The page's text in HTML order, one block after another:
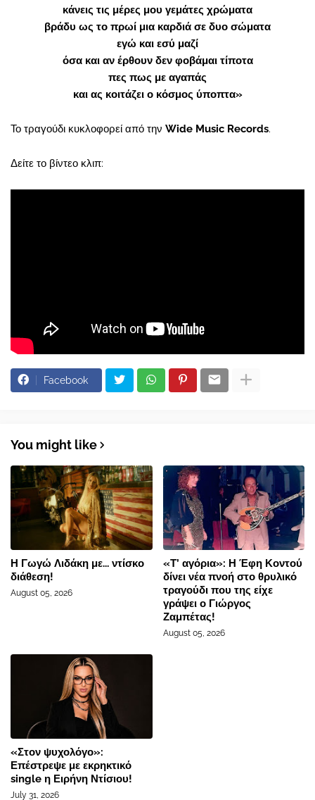
κάνεις τις μέρες μου γεμάτες χρώματα
βράδυ ως το πρωί μια καρδιά σε δυο σώματα
εγώ και εσύ μαζί
όσα και αν έρθουν δεν φοβάμαι τίποτα
πες πως με αγαπάς
και ας κοιτάζει ο κόσμος ύποπτα»
Το τραγούδι κυκλοφορεί από την Wide Music Records.
Δείτε το βίντεο κλιπ:
Facebook
You might like
Η Γωγώ Λιδάκη με... ντίσκο
διάθεση!
August 05, 2026
«Τ’ αγόρια»: Η Έφη Κοντού
δίνει νέα πνοή στο θρυλικό
τραγούδι που της είχε
γράψει ο Γιώργος
Ζαμπέτας!
August 05, 2026
«Στον ψυχολόγο»:
Επέστρεψε με εκρηκτικό
single η Ειρήνη Ντίσιου!
July 31, 2026